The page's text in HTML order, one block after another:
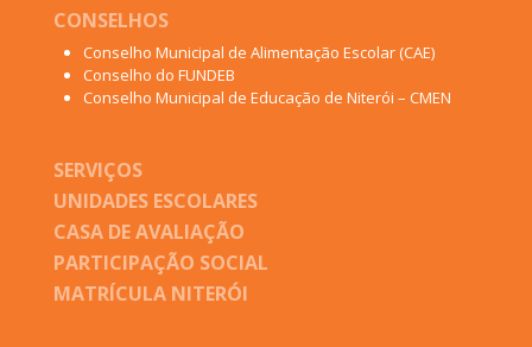
CONSELHOS
Conselho Municipal de Alimentação Escolar (CAE)
Conselho do FUNDEB
Conselho Municipal de Educação de Niterói – CMEN
SERVIÇOS
UNIDADES ESCOLARES
CASA DE AVALIAÇÃO
PARTICIPAÇÃO SOCIAL
MATRÍCULA NITERÓI